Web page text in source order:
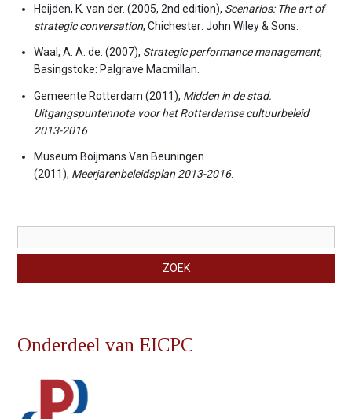
Heijden, K. van der. (2005, 2nd edition), Scenarios: The art of
strategic conversation, Chichester: John Wiley & Sons.
Waal, A. A. de. (2007), Strategic performance management,
Basingstoke: Palgrave Macmillan.
Gemeente Rotterdam (2011), Midden in de stad.
Uitgangspuntennota voor het Rotterdamse cultuurbeleid
2013-2016.
Museum Boijmans Van Beuningen
(2011), Meerjarenbeleidsplan 2013-2016.
ZOEK
Onderdeel van EICPC